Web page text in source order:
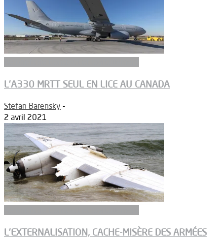
L’A330 MRTT SEUL EN LICE AU CANADA
Stefan Barensky -
2 avril 2021
L’EXTERNALISATION, CACHE-MISÈRE DES ARMÉES